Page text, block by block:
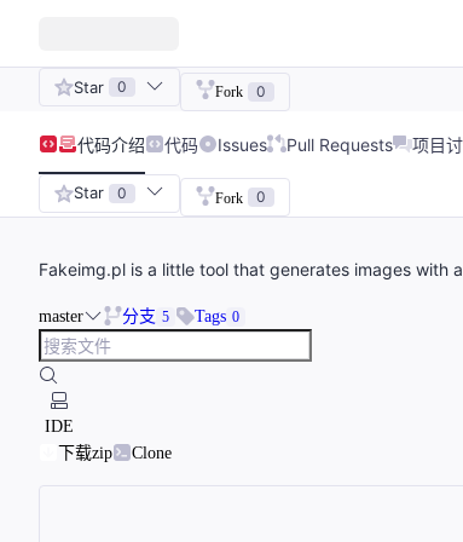
Star 0 Fork 0
代码介绍 代码 Issues Pull Requests 项目
Star 0 Fork 0
Fakeimg.pl is a little tool that generates images with
master 分支 5 Tags 0
IDE
下载zip
Clone